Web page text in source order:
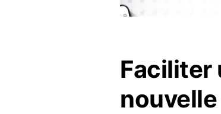
Faciliter